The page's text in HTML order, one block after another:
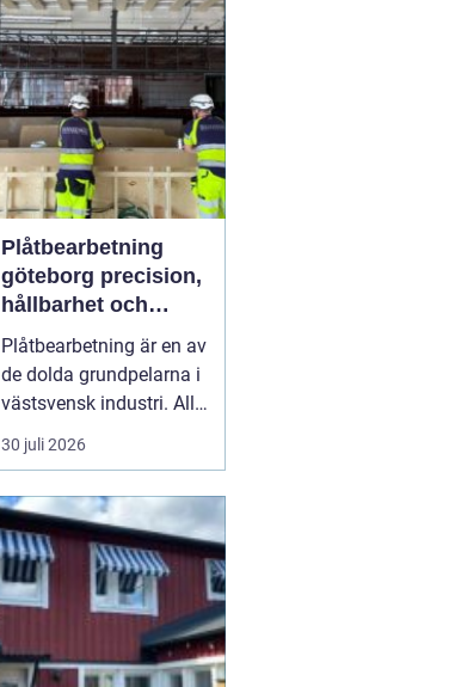
och logistik. I Uddevalla
finns goda mö...
Plåtbearbetning
göteborg precision,
hållbarhet och
smarta lösningar
Plåtbearbetning är en av
de dolda grundpelarna i
västsvensk industri. Allt
från marina
anläggningar längs
maskiner, räcken i
offentliga miljöer och
specialtillverkade
komponenter tillverkas
plåtbearbetning. När
30 juli 2026